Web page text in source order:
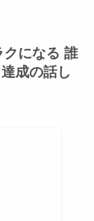
クになる 誰
成の話し